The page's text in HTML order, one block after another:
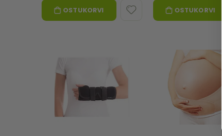
OSTUKORVI OSTUKORVI